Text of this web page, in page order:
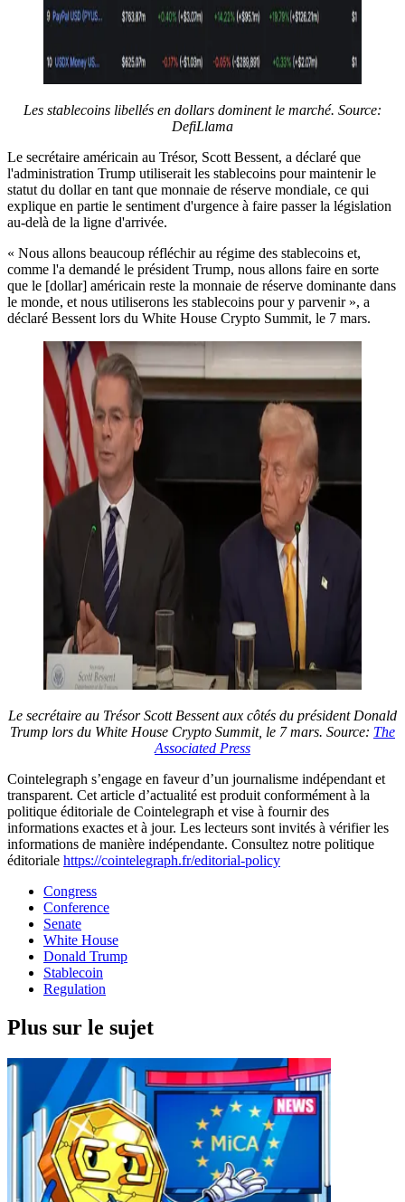
Les stablecoins libellés en dollars dominent le marché. Source:
DefiLlama
Le secrétaire américain au Trésor, Scott Bessent, a déclaré que
l'administration Trump utiliserait les stablecoins pour maintenir le
statut du dollar en tant que monnaie de réserve mondiale, ce qui
explique en partie le sentiment d'urgence à faire passer la législation
au-delà de la ligne d'arrivée.
« Nous allons beaucoup réfléchir au régime des stablecoins et,
comme l'a demandé le président Trump, nous allons faire en sorte
que le [dollar] américain reste la monnaie de réserve dominante dans
le monde, et nous utiliserons les stablecoins pour y parvenir », a
déclaré Bessent lors du White House Crypto Summit, le 7 mars.
Le secrétaire au Trésor Scott Bessent aux côtés du président Donald
Trump lors du White House Crypto Summit, le 7 mars. Source: The
Associated Press
Cointelegraph s’engage en faveur d’un journalisme indépendant et
transparent. Cet article d’actualité est produit conformément à la
politique éditoriale de Cointelegraph et vise à fournir des
informations exactes et à jour. Les lecteurs sont invités à vérifier les
informations de manière indépendante. Consultez notre politique
éditoriale https://cointelegraph.fr/editorial-policy
Congress
Conference
Senate
White House
Donald Trump
Stablecoin
Regulation
Plus sur le sujet